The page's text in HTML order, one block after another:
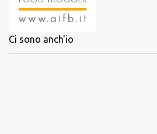
Ci sono anch'io